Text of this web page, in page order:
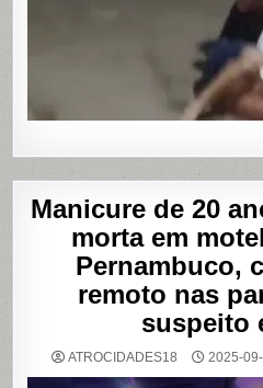
Manicure de 20
morta em
Pernambuco,
remoto nas
suspeito
ATROCIDADES18 2025-